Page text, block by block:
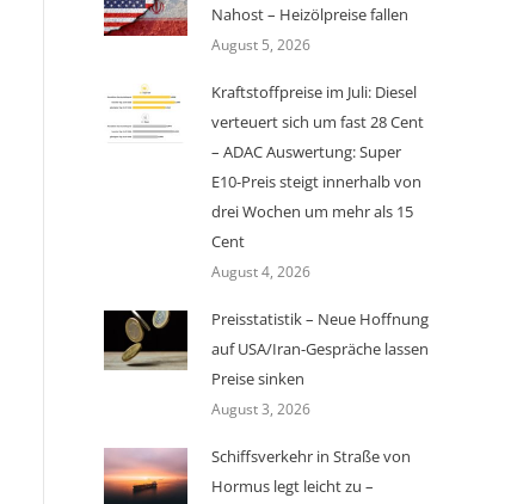
Nahost – Heizölpreise fallen
August 5, 2026
Kraftstoffpreise im Juli: Diesel
verteuert sich um fast 28 Cent
– ADAC Auswertung: Super
E10-Preis steigt innerhalb von
drei Wochen um mehr als 15
Cent
August 4, 2026
Preisstatistik – Neue Hoffnung
auf USA/Iran-Gespräche lassen
Preise sinken
August 3, 2026
Schiffsverkehr in Straße von
Hormus legt leicht zu –